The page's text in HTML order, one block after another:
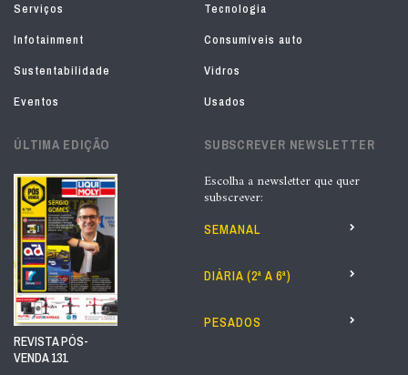
Serviços
Tecnologia
Infotainment
Consumíveis auto
Sustentabilidade
Vidros
Eventos
Usados
ÚLTIMA EDIÇÃO
REVISTA PÓS-
VENDA 131
SUBSCREVER NEWSLETTER
Escolha a newsletter que quer
subscrever:
SEMANAL
DIÁRIA (2ª A 6ª)
PESADOS